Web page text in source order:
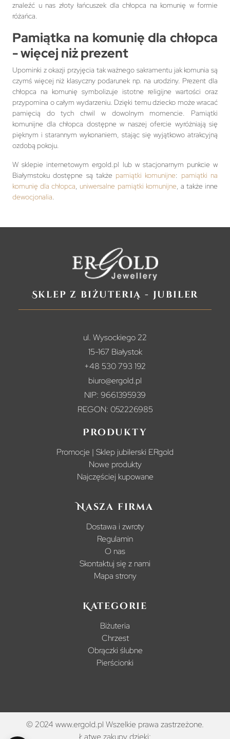
znaleźć u nas złoty łańcuszek dla chłopca na komunię w formie
różańca.
Pamiątka na komunię dla chłopca
- więcej niż prezent
Upominki z okazji przyjęcia tak ważnego sakramentu jak komunia są
czymś więcej niż klasyczny podarunek np. na urodziny. Prezent dla
chłopca na komunię symbolizuje istotne religijne wartości oraz
przypomina o całym wydarzeniu. Dzięki temu dziecko może wracać
pamięcią do tych chwil w dowolnym momencie. Pamiątki
komunijne dla chłopca dostępne w naszej ofercie wyróżniają się
pięknym i starannym wykonaniem, stając się wyjątkowo atrakcyjną
ozdobą pokoju.
W sklepie internetowym ergold.pl lub w stacjonarnym punkcie w
Białymstoku dostępne są także pamiątki komunijne: pamiątki na
komunię dla chłopca, uniwersalne pamiątki komunijne, a także inne
dewocjonalia.
Sklep z biżuterią - jubiler
ul. Wysockiego 22
15-167 Białystok
+48 530 793 192
biuro@ergold.pl
NIP: 9661395939
REGON: 052226985
Produkty
Promocje | Sklep jubilerski ERgold
Nowe produkty
Najczęściej kupowane
Nasza firma
Dostawa i zwroty
Regulamin
O nas
Skontaktuj się z nami
Mapa strony
Kategorie
Biżuteria
Chrzest
Obrączki ślubne
Pierścionki
© 2024 www.ergold.pl Wszelkie prawa zastrzeżone.
Łatwe zakupy dzięki: